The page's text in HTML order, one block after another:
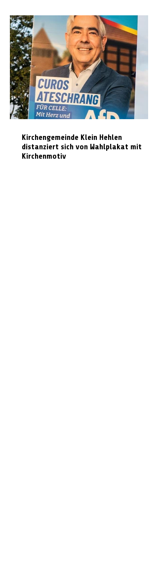
Kirchengemeinde Klein Hehlen
distanziert sich von Wahlplakat mit
Kirchenmotiv